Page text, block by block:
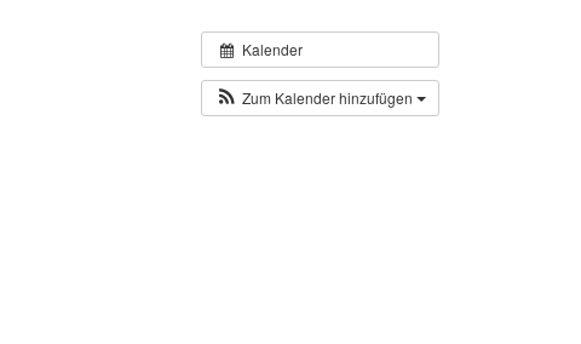
Kalender
Zum Kalender hinzufügen